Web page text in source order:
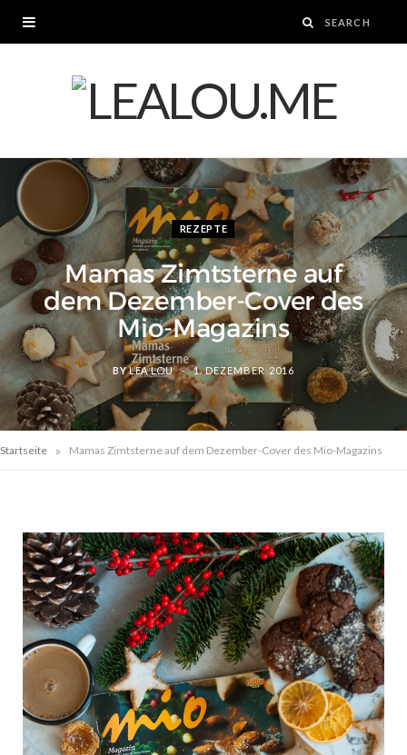
REZEPTE
Mamas Zimtsterne auf
dem Dezember-Cover des
Mio-Magazins
BY LEA LOU 1. DEZEMBER 2016
Startseite » Mamas Zimtsterne auf dem Dezember-Cover des Mio-Magazins